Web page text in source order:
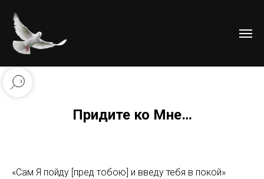
Придите ко Мне…
«Сам Я пойду [пред тобою] и введу тебя в покой»